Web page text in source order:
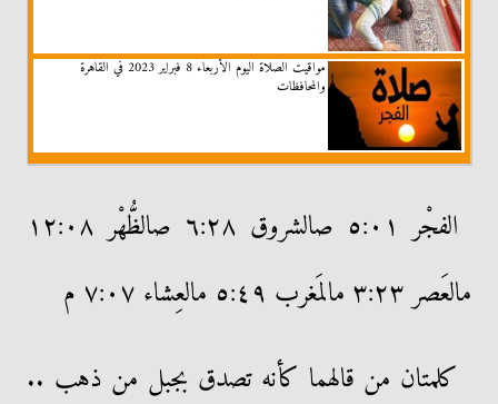
مواقيت الصلاة اليوم الأربعاء 8 فبراير 2023 في القاهرة
والمحافظات
الفجْر ٥:٠١ صالشروق ٦:٢٨ صالظُّهْر ١٢:٠٨
مالعَصر ٣:٢٣ مالمَغرب ٥:٤٩ مالعِشاء ٧:٠٧ م
كلمتان من قالهما كأنه تصدق بجبل من ذهب ..